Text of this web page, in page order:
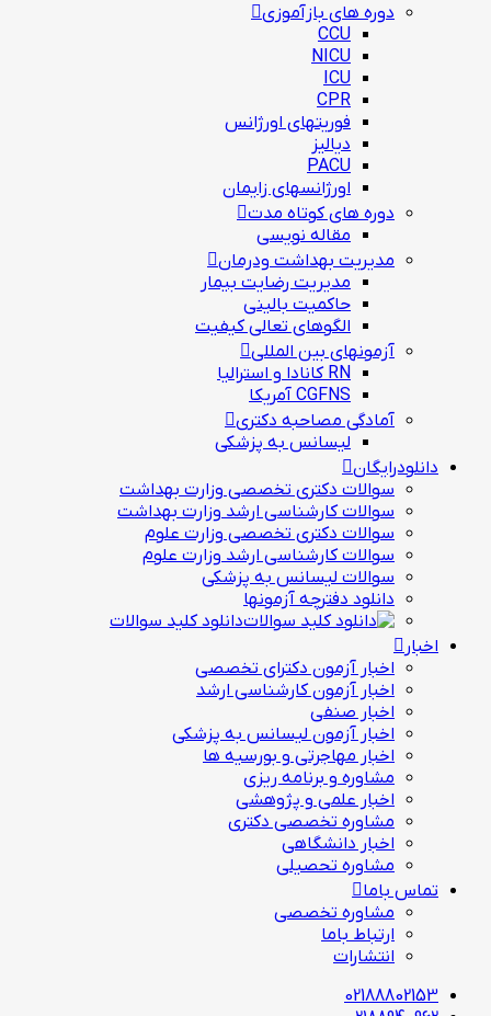
دوره های بازآموزی
CCU
NICU
ICU
CPR
فوریتهای اورژانس
دیالیز
PACU
اورژانسهای زایمان
دوره های کوتاه مدت
مقاله نویسی
مدیریت بهداشت ودرمان
مديريت رضايت بيمار
حاكميت بالينی
الگوهای تعالی کيفيت
آزمونهای بین المللی
RN کانادا و استرالیا
CGFNS آمریکا
آمادگی مصاحبه دکتری
لیسانس به پزشکی
دانلودرایگان
سوالات دکتری تخصصی وزارت بهداشت
سوالات کارشناسی ارشد وزارت بهداشت
سوالات دکتری تخصصی وزارت علوم
سوالات کارشناسی ارشد وزارت علوم
سوالات لیسانس به پزشکی
دانلود دفترچه آزمونها
دانلود کلید سوالات
اخبار
اخبار آزمون دکترای تخصصی
اخبار آزمون کارشناسی ارشد
اخبار صنفی
اخبار آزمون لیسانس به پزشکی
اخبار مهاجرتی و بورسیه ها
مشاوره و برنامه ریزی
اخبار علمی و پژوهشی
مشاوره تخصصی دکتری
اخبار دانشگاهی
مشاوره تحصیلی
تماس باما
مشاوره تخصصی
ارتباط باما
انتشارات
02188802153